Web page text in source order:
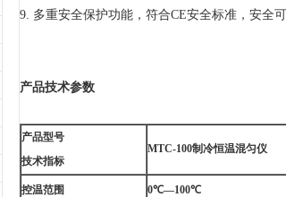
9. 多重安全保护功能，符合CE安全标准，安全可
产品技术参数
产品型号
技术指标
MTC-100制冷恒温混匀仪
控温范围 0℃—100℃